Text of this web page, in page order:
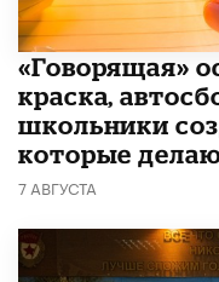
​«Говорящая»
краска,
школьники
которые
7 АВГУСТА